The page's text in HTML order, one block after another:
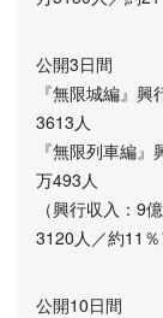
公開3日間
『無限城編』
3613人
『無限列車編
万493人
（興行収入：9
3120人／約11％
公開10日間